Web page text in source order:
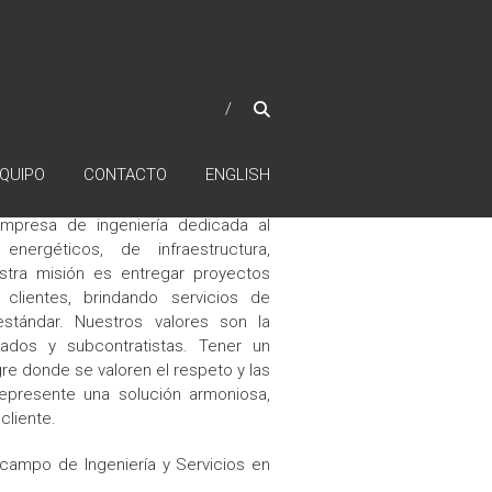
CONTACTO ENGLISH
de ingeniería dedicada al
de infraestructura,
misión es entregar proyectos
brindando servicios de
Nuestros valores son la
y subcontratistas. Tener un
donde se valoren el respeto y las
una solución armoniosa,
de Ingeniería y Servicios en